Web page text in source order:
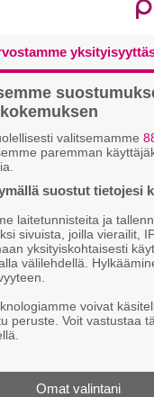
valitsemamme
paremman
suostut tietojesi
laitetunnisteita ja
sivuista, joilla vierailit,
yksityiskohtaisesti
välilehdellä.
voivat
peruste. Voit vastustaa
Omat valintani